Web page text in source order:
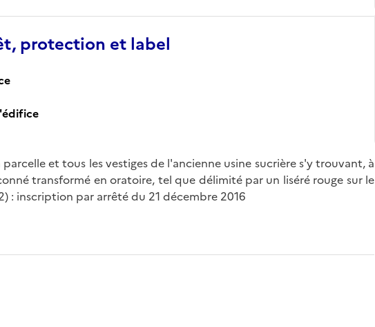
protection et label
et tous les vestiges de l'ancienne usine sucrière s'y trouvant, à
transformé en oratoire, tel que délimité par un liséré rouge sur le
: inscription par arrêté du 21 décembre 2016